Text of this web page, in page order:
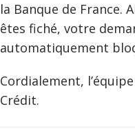
la Banque de France.
êtes fiché, votre
automatiquement
Cordialement,
Crédit.